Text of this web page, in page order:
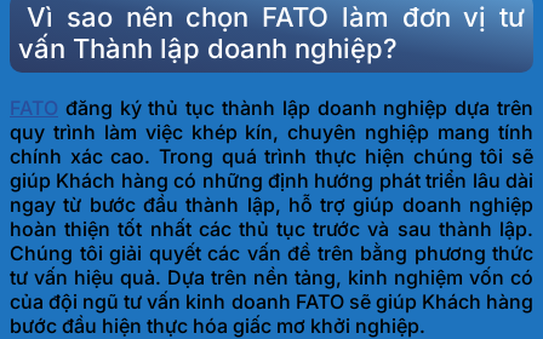
Vì sao nên chọn FATO làm đơn vị tư
vấn Thành lập doanh nghiệp?
FATO đăng ký thủ tục thành lập doanh nghiệp dựa trên
quy trình làm việc khép kín, chuyên nghiệp mang tính
chính xác cao. Trong quá trình thực hiện chúng tôi sẽ
giúp Khách hàng có những định hướng phát triển lâu dài
ngay từ bước đầu thành lập, hỗ trợ giúp doanh nghiệp
hoàn thiện tốt nhất các thủ tục trước và sau thành lập.
Chúng tôi giải quyết các vấn đề trên bằng phương thức
tư vấn hiệu quả. Dựa trên nền tảng, kinh nghiệm vốn có
của đội ngũ tư vấn kinh doanh FATO sẽ giúp Khách hàng
bước đầu hiện thực hóa giấc mơ khởi nghiệp.